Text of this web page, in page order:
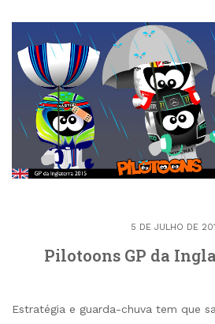
5 DE JULHO DE
Pilotoons GP da
Estratégia e guarda-chuva tem que